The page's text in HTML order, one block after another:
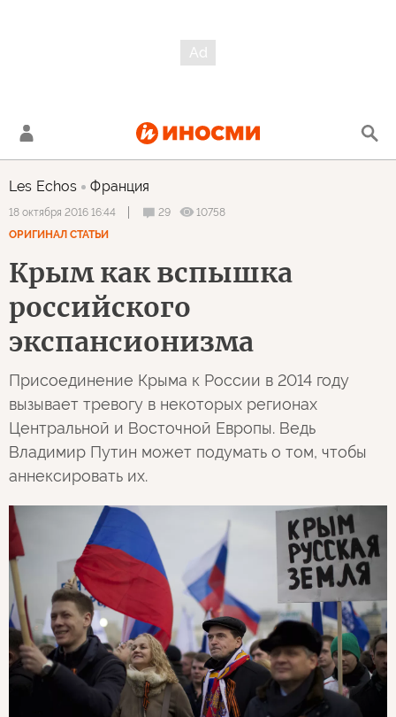
Les Echos Франция
18 октября 2016 16:44 29
10758
ОРИГИНАЛ СТАТЬИ
Крым как вспышка
российского
экспансионизма
Присоединение Крыма к России в 2014 году
вызывает тревогу в некоторых регионах
Центральной и Восточной Европы. Ведь
Владимир Путин может подумать о том, чтобы
аннексировать их.